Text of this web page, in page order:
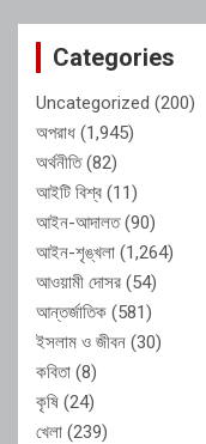
Categories
Uncategorized (200)
অপরাধ (1,945)
অর্থনীতি(82)
আইটি বিশ্ব (11)
আইন-আদালত(90)
আইন-শৃঙ্খলা (1,264)
আওয়ামী দোসর (54)
আন্তর্জাতিক (581)
ইসলাম ও জীবন (30)
কবিতা (8)
কৃষি (24)
খেলা (239)